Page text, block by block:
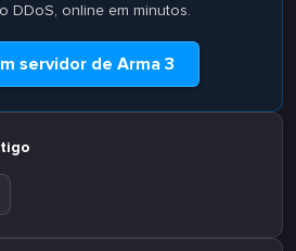
DDoS, online em minutos.
servidor de Arma 3